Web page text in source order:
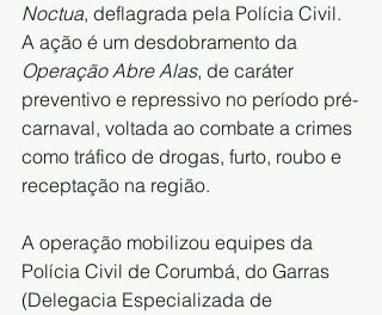
Noctua, deflagrada pela Polícia Civil.
A ação é um desdobramento da
Operação Abre Alas, de caráter
preventivo e repressivo no período pré-
carnaval, voltada ao combate a crimes
como tráfico de drogas, furto, roubo e
receptação na região.
A operação mobilizou equipes da
Polícia Civil de Corumbá, do Garras
(Delegacia Especializada de